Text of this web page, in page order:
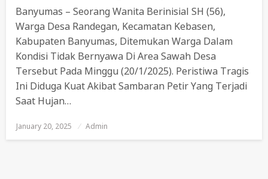
Banyumas – Seorang Wanita Berinisial SH (56),
Warga Desa Randegan, Kecamatan Kebasen,
Kabupaten Banyumas, Ditemukan Warga Dalam
Kondisi Tidak Bernyawa Di Area Sawah Desa
Tersebut Pada Minggu (20/1/2025). Peristiwa Tragis
Ini Diduga Kuat Akibat Sambaran Petir Yang Terjadi
Saat Hujan…
Posted
January 20, 2025 Admin